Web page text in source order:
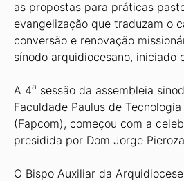
as propostas para práticas
evangelização que traduzam o
conversão e renovação
sínodo arquidiocesano, iniciado
A 4a sessão da assembleia
Faculdade Paulus de
(Fapcom), começou com a
presidida por Dom Jorge
O Bispo Auxiliar da